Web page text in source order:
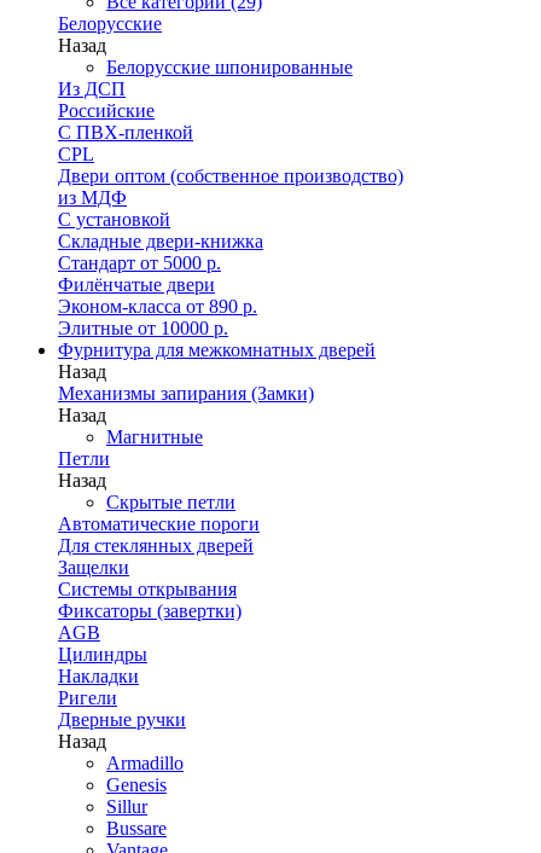
Белорусские
Назад
Белорусские шпонированные
Из ДСП
Российские
C ПВХ-пленкой
CPL
Двери оптом (собственное производство)
из МДФ
С установкой
Складные двери-книжка
Стандарт от 5000 р.
Филёнчатые двери
Эконом-класса от 890 р.
Элитные от 10000 р.
Фурнитура для межкомнатных дверей
Назад
Механизмы запирания (Замки)
Назад
Магнитные
Петли
Назад
Скрытые петли
Автоматические пороги
Для стеклянных дверей
Защелки
Системы открывания
Фиксаторы (завертки)
AGB
Цилиндры
Накладки
Ригели
Дверные ручки
Назад
Armadillo
Genesis
Sillur
Bussare